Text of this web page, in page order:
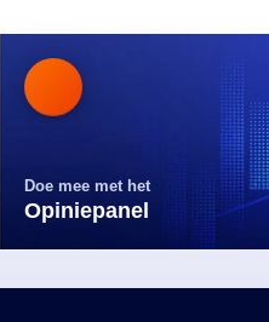
Doe mee met het
Opiniepanel